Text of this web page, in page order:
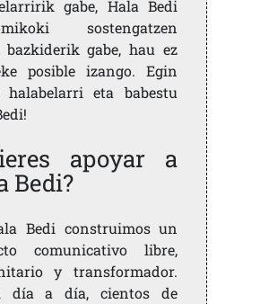
gabe, Hala Bedi
sostengatzen
bazkiderik gabe, hau ez
posible izango. Egin
halabelarri eta babestu
apoyar a
Bedi?
Bedi construimos un
comunicativo libre,
y transformador.
día a día, cientos de